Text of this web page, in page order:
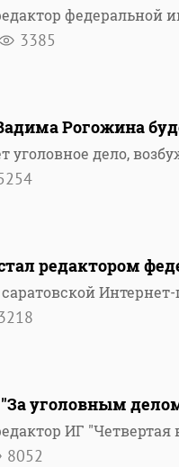
федеральной
3385
Рогожина
уголовное дело,
редактором
уголовным
ИГ
8052